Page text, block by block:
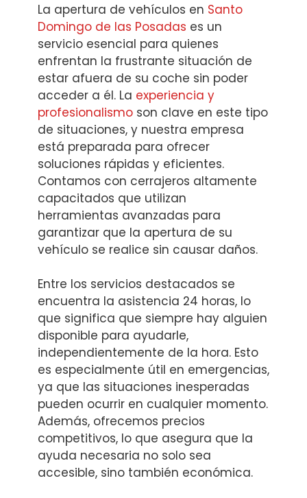
La apertura de vehículos en Santo
Domingo de las Posadas es un
servicio esencial para quienes
enfrentan la frustrante situación de
estar afuera de su coche sin poder
acceder a él. La experiencia y
profesionalismo son clave en este tipo
de situaciones, y nuestra empresa
está preparada para ofrecer
soluciones rápidas y eficientes.
Contamos con cerrajeros altamente
capacitados que utilizan
herramientas avanzadas para
garantizar que la apertura de su
vehículo se realice sin causar daños.
Entre los servicios destacados se
encuentra la asistencia 24 horas, lo
que significa que siempre hay alguien
disponible para ayudarle,
independientemente de la hora. Esto
es especialmente útil en emergencias,
ya que las situaciones inesperadas
pueden ocurrir en cualquier momento.
Además, ofrecemos precios
competitivos, lo que asegura que la
ayuda necesaria no solo sea
accesible, sino también económica.